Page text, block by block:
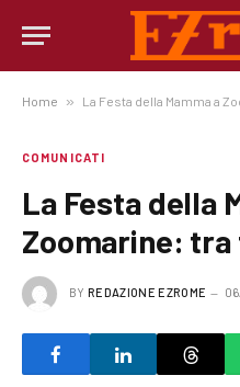
Home » La Festa della Mamma a
COMUNICATI
La Festa della
Zoomarine:
BY REDAZIONE EZROME